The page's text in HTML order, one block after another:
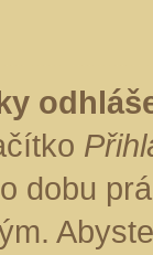
dobu